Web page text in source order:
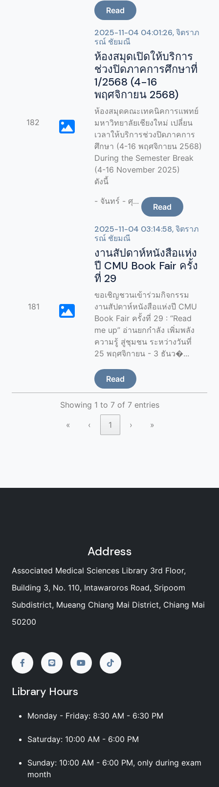
Read
182
2025-11-04 04:01:26, จิตราภ
รณ์ ชัยมณี
ห้องสมุดเปิดให้บริการ
ช่วงปิดภาคการศึกษาที่
1/2568 (4-16
พฤศจิกายน 2568)
ห้องสมุดคณะเทคนิคการแพทย์
มหาวิทยาลัยเชียงใหม่ เปลี่ยน
เวลาให้บริการช่วงปิดภาคการ
ศึกษา (4-16 พฤศจิกายน 2568)
During the Semester Break
(4-16 November 2025)
ดังนี้
- จันทร์ - ศุ...
Read
181
2025-11-04 03:14:58, จิตราภ
รณ์ ชัยมณี
งานสัปดาห์หนังสือแห่ง
ปี CMU Book Fair ครั้ง
ที่ 29
ขอเชิญชวนเข้าร่วมกิจกรรม
งานสัปดาห์หนังสือแห่งปี CMU
Book Fair ครั้งที่ 29 : “Read
me up” อ่านยกกำลัง เพิ่มพลัง
ความรู้ สู่ชุมชน ระหว่างวันที่
25 พฤศจิกายน - 3 ธันว�...
Read
Showing 1 to 7 of 7 entries
« ‹ 1 › »
Address
Associated Medical Sciences Library 3rd Floor,
Building 3, No. 110, Intawaroros Road, Sripoom
Subdistrict, Mueang Chiang Mai District, Chiang Mai
50200
Library Hours
Monday - Friday: 8:30 AM - 6:30 PM
Saturday: 10:00 AM - 6:00 PM
Sunday: 10:00 AM - 6:00 PM, only during exam
month